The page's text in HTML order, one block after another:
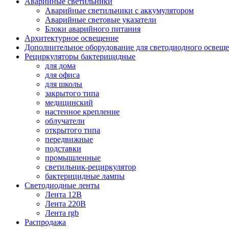
Аварийные светильники с аккумулятором
Аварийные световые указатели
Блоки аварийного питания
Архитектурное освещение
Дополнительное оборудование для светодиодного
Рециркуляторы бактерицидные
для дома
для офиса
для школы
закрытого типа
медицинский
настенное крепление
облучатели
открытого типа
передвижные
подставки
промышленные
светильник-рециркулятор
бактерицидные лампы
Светодиодные ленты
Лента 12В
Лента 220В
Лента rgb
Распродажа